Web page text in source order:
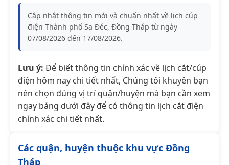
Cập nhật thông tin mới và chuẩn nhất về lịch cúp
điện Thành phố Sa Đéc, Đồng Tháp từ ngày
07/08/2026 đến 17/08/2026.
Lưu ý: Để biết thông tin chính xác về lịch cắt/cúp
điện hôm nay chi tiết nhất, Chúng tôi khuyên bạn
nên chọn đúng vị trí quận/huyện mà bạn cần xem
ngay bảng dưới đây để có thông tin lịch cắt điện
chính xác chi tiết nhất.
Các quận, huyện thuộc khu vực Đồng
Tháp